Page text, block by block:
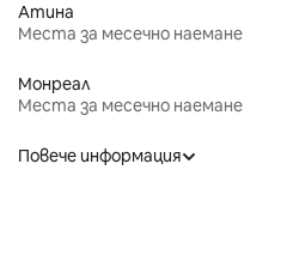
Атина
Места за месечно наемане
Монреал
Места за месечно наемане
Повече информация